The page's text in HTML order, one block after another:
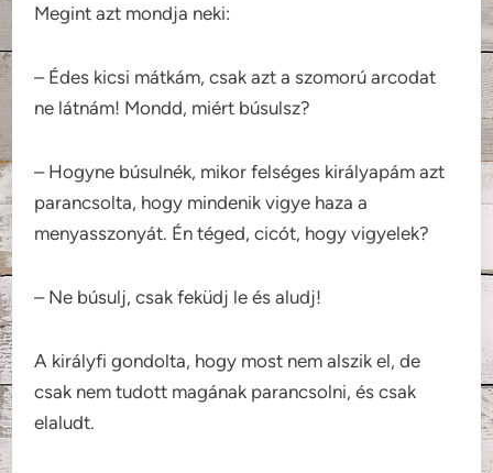
Megint azt mondja neki:
– Édes kicsi mátkám, csak azt a szomorú arcodat
ne látnám! Mondd, miért búsulsz?
– Hogyne búsulnék, mikor felséges királyapám azt
parancsolta, hogy mindenik vigye haza a
menyasszonyát. Én téged, cicót, hogy vigyelek?
– Ne búsulj, csak feküdj le és aludj!
A királyfi gondolta, hogy most nem alszik el, de
csak nem tudott magának parancsolni, és csak
elaludt.